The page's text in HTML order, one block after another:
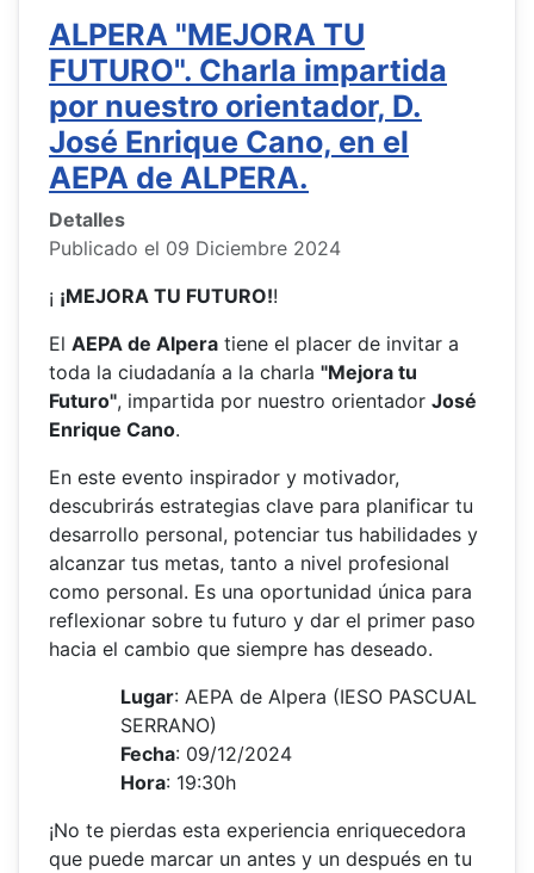
ALPERA "MEJORA TU
FUTURO". Charla impartida
por nuestro orientador, D.
José Enrique Cano, en el
AEPA de ALPERA.
Detalles
Publicado el 09 Diciembre 2024
¡ ¡MEJORA TU FUTURO!!
El AEPA de Alpera tiene el placer de invitar a
toda la ciudadanía a la charla "Mejora tu
Futuro", impartida por nuestro orientador José
Enrique Cano.
En este evento inspirador y motivador,
descubrirás estrategias clave para planificar tu
desarrollo personal, potenciar tus habilidades y
alcanzar tus metas, tanto a nivel profesional
como personal. Es una oportunidad única para
reflexionar sobre tu futuro y dar el primer paso
hacia el cambio que siempre has deseado.
Lugar: AEPA de Alpera (IESO PASCUAL
SERRANO)
Fecha: 09/12/2024
Hora: 19:30h
¡No te pierdas esta experiencia enriquecedora
que puede marcar un antes y un después en tu